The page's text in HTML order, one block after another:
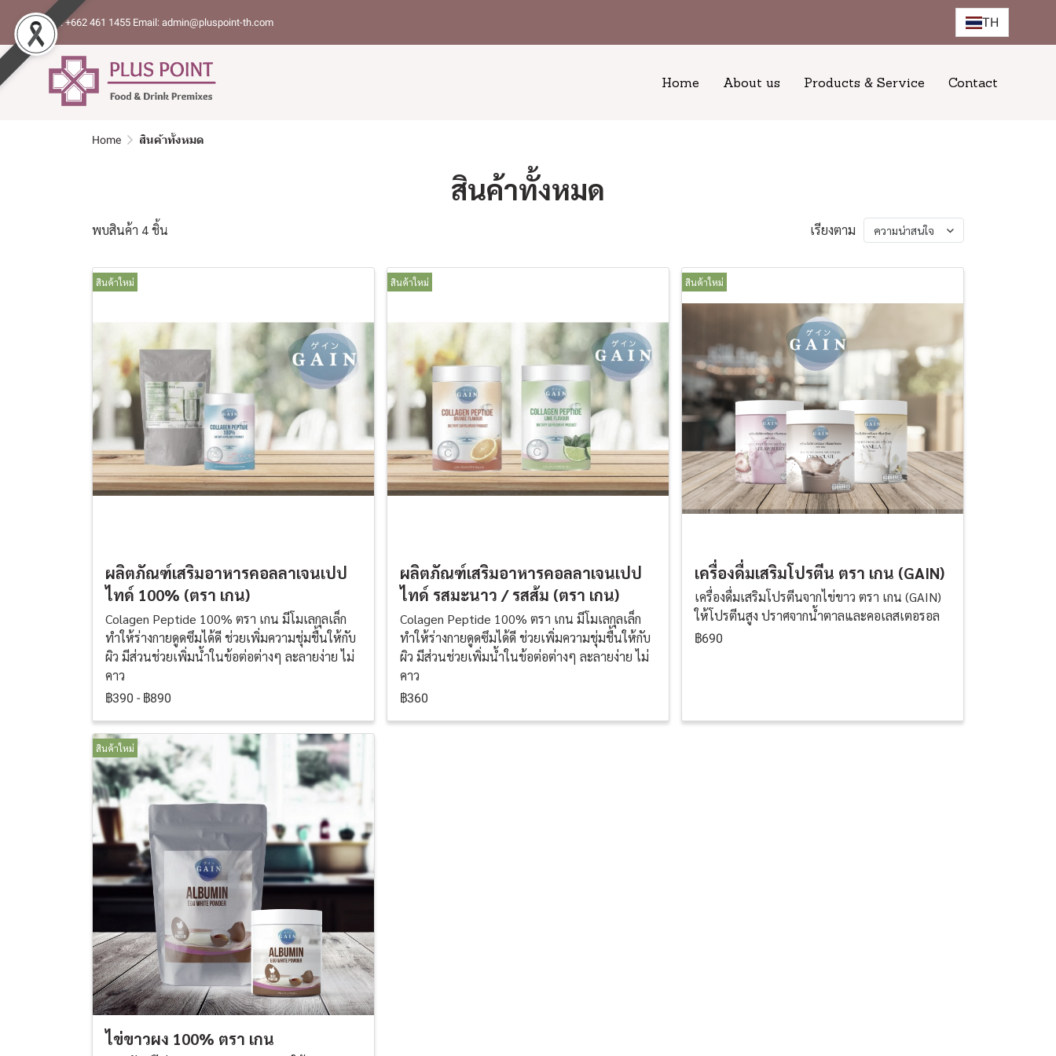
Tel: +662 461 1455 Email: admin@pluspoint-th.com TH
Home About us Products & Service Contact
Home สินค้าทั้งหมด
สินค้าทั้งหมด
พบสินค้า 4 ชิ้น เรียงตาม ความน่าสนใจ
สินค้าใหม่
ผลิตภัณฑ์เสริมอาหารคอลลาเจนเปป
ไทด์ 100% (ตรา เกน)
Colagen Peptide 100% ตรา เกน มีโมเลกุลเล็ก
ทำให้ร่างกายดูดซึมได้ดี ช่วยเพิ่มความชุ่มชื้นให้กับ
ผิว มีส่วนช่วยเพิ่มน้ำในข้อต่อต่างๆ ละลายง่าย ไม่
คาว
฿390 - ฿890
สินค้าใหม่
ผลิตภัณฑ์เสริมอาหารคอลลาเจนเปป
ไทด์ รสมะนาว / รสส้ม (ตรา เกน)
Colagen Peptide 100% ตรา เกน มีโมเลกุลเล็ก
ทำให้ร่างกายดูดซึมได้ดี ช่วยเพิ่มความชุ่มชื้นให้กับ
ผิว มีส่วนช่วยเพิ่มน้ำในข้อต่อต่างๆ ละลายง่าย ไม่
คาว
฿360
สินค้าใหม่
เครื่องดื่มเสริมโปรตีน ตรา เกน (GAIN)
เครื่องดื่มเสริมโปรตีนจากไข่ขาว ตรา เกน (GAIN)
ให้โปรตีนสูง ปราศจากน้ำตาลและคอเลสเตอรอล
฿690
สินค้าใหม่
ไข่ขาวผง 100% ตรา เกน